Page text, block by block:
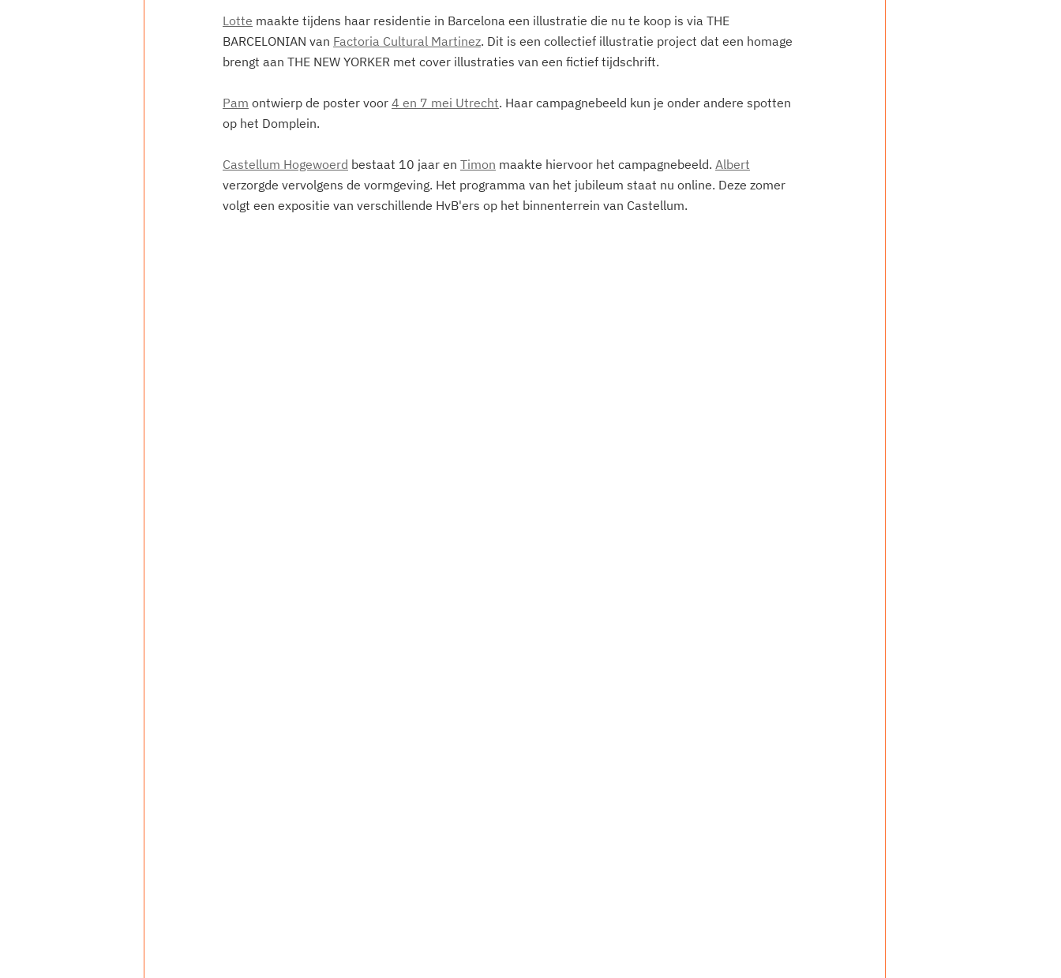
Lotte maakte tijdens haar residentie in Barcelona een illustratie die nu te koop is via THE
BARCELONIAN van Factoria Cultural Martinez. Dit is een collectief illustratie project dat een homage
brengt aan THE NEW YORKER met cover illustraties van een fictief tijdschrift.
Pam ontwierp de poster voor 4 en 7 mei Utrecht. Haar campagnebeeld kun je onder andere spotten
op het Domplein.
Castellum Hogewoerd bestaat 10 jaar en Timon maakte hiervoor het campagnebeeld. Albert
verzorgde vervolgens de vormgeving. Het programma van het jubileum staat nu online. Deze zomer
volgt een expositie van verschillende HvB'ers op het binnenterrein van Castellum.